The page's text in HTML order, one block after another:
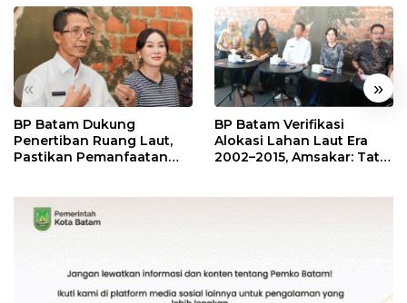
« »
BP Batam Dukung
Penertiban Ruang Laut,
Pastikan Pemanfaatan
BP Batam Verifikasi
Alokasi Lahan Laut Era
2002–2015, Amsakar: Tata